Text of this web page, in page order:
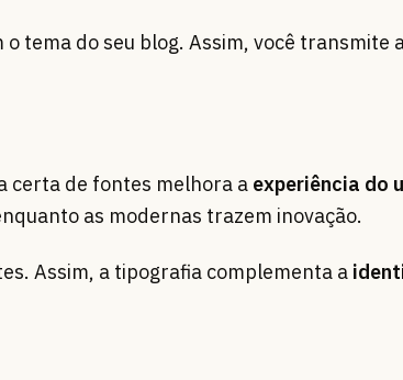
tema do seu blog. Assim, você transmite
certa de fontes melhora a experiência do
as modernas trazem inovação.
Assim, a tipografia complementa a